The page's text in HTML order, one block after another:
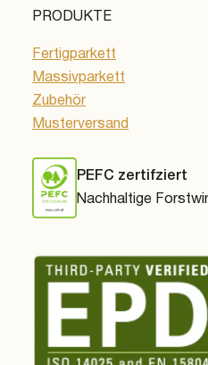
PRODUKTE
Fertigparkett
Massivparkett
Zubehör
Musterversand
PEFC zertifziert
Nachhaltige